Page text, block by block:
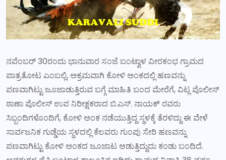
ನವೆಂಬರ್ 30ರಂದು ಭಾನುವಾರ ಸಂಜೆ ಬಂಟ್ವಾಳ ವೀರಕಂಭ ಗ್ರಾಮದ
ಪಾತ್ರತೋಟ ಎಂಬಲ್ಲಿ, ಅಕ್ರಮವಾಗಿ ಕೋಳಿ ಅಂಕದಲ್ಲಿ ಹಣವನ್ನು
ಪಣವಾಗಿಟ್ಟು ಜೂಜಾಡುತ್ತಿರುವ ಬಗ್ಗೆ ಮಾಹಿತಿ ಬಂದ ಮೇರೆಗೆ, ವಿಟ್ಲ ಪೊಲೀಸ್‌
ಠಾಣಾ ಪೊಲೀಸ್‌ ಉಪ ನಿರೀಕ್ಷಕರಾದ ಬಿ.ಎಸ್. ನಾಯಕ್ ರವರು
ಸಿಬ್ಬಂದಿಗಳೊಂದಿಗೆ, ಕೋಳಿ ಅಂಕ ನಡೆಯುತ್ತಿದ್ದ ಸ್ಥಳಕ್ಕೆ ತೆರಳಿದ್ದು ಈ ವೇಳೆ
ಸಾರ್ವಜನಿಕ ಗುಡ್ಡೆಯ ಸ್ಥಳದಲ್ಲಿ ಕೆಲವರು ಗುಂಪು ಸೇರಿ ಹಣವನ್ನು
ಪಣವಾಗಿಟ್ಟು ಕೋಳಿ ಅಂಕದ ಜೂಜಾಟ ಆಡುತ್ತಿದ್ದುದು ಕಂಡು ಬಂದಿದೆ.